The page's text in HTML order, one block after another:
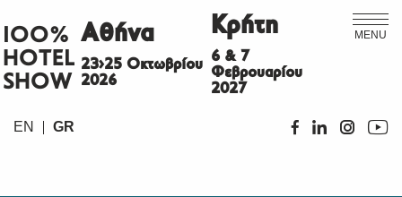
MENU
ΙΟΟ%
HOTEL
SHOW
Αθήνα
23>25 Οκτωβρίου
2026
Κρήτη
6 & 7
Φεβρουαρίου
2027
EN GR